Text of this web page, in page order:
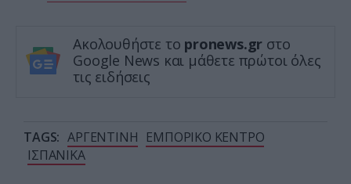
Ακολουθήστε το pronews.gr στο
Google News και μάθετε πρώτοι όλες
τις ειδήσεις
TAGS: ΑΡΓΕΝΤΙΝΗ ΕΜΠΟΡΙΚΟ ΚΕΝΤΡΟ
ΙΣΠΑΝΙΚΑ